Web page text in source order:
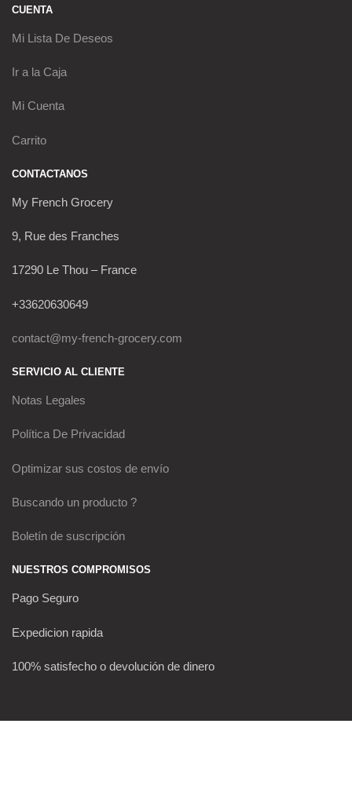
CUENTA
Mi Lista De Deseos
Ir a la Caja
Mi Cuenta
Carrito
CONTACTANOS
My French Grocery
9, Rue des Franches
17290 Le Thou – France
+33620630649
contact@my-french-grocery.com
SERVICIO AL CLIENTE
Notas Legales
Política De Privacidad
Optimizar sus costos de envío
Buscando un producto ?
Boletín de suscripción
NUESTROS COMPROMISOS
Pago Seguro
Expedicion rapida
100% satisfecho o devolución de dinero